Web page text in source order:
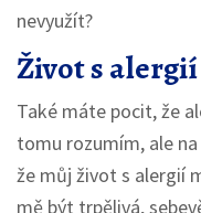
nevyužít?
Život s alergií
Také máte pocit, že
tomu rozumím, ale
že můj život s alergií
mě být trpělivá,